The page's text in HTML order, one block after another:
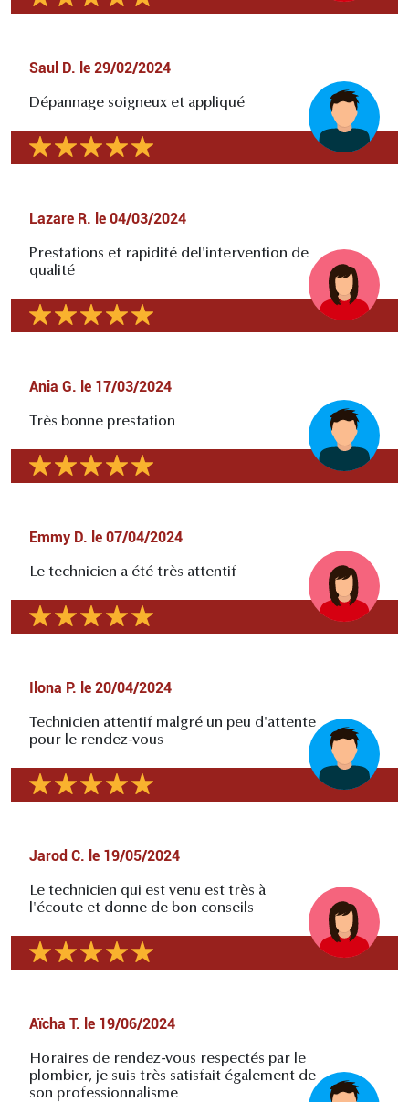
Saul D. le 29/02/2024
Dépannage soigneux et appliqué
Lazare R. le 04/03/2024
Prestations et rapidité del'intervention de
qualité
Ania G. le 17/03/2024
Très bonne prestation
Emmy D. le 07/04/2024
Le technicien a été très attentif
Ilona P. le 20/04/2024
Technicien attentif malgré un peu d'attente
pour le rendez-vous
Jarod C. le 19/05/2024
Le technicien qui est venu est très à
l'écoute et donne de bon conseils
Aïcha T. le 19/06/2024
Horaires de rendez-vous respectés par le
plombier, je suis très satisfait également de
son professionnalisme